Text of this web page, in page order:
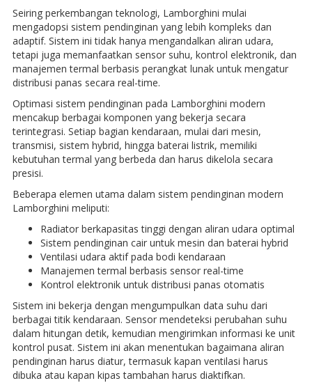
Seiring perkembangan teknologi, Lamborghini mulai
mengadopsi sistem pendinginan yang lebih kompleks dan
adaptif. Sistem ini tidak hanya mengandalkan aliran udara,
tetapi juga memanfaatkan sensor suhu, kontrol elektronik, dan
manajemen termal berbasis perangkat lunak untuk mengatur
distribusi panas secara real-time.
Optimasi sistem pendinginan pada Lamborghini modern
mencakup berbagai komponen yang bekerja secara
terintegrasi. Setiap bagian kendaraan, mulai dari mesin,
transmisi, sistem hybrid, hingga baterai listrik, memiliki
kebutuhan termal yang berbeda dan harus dikelola secara
presisi.
Beberapa elemen utama dalam sistem pendinginan modern
Lamborghini meliputi:
Radiator berkapasitas tinggi dengan aliran udara optimal
Sistem pendinginan cair untuk mesin dan baterai hybrid
Ventilasi udara aktif pada bodi kendaraan
Manajemen termal berbasis sensor real-time
Kontrol elektronik untuk distribusi panas otomatis
Sistem ini bekerja dengan mengumpulkan data suhu dari
berbagai titik kendaraan. Sensor mendeteksi perubahan suhu
dalam hitungan detik, kemudian mengirimkan informasi ke unit
kontrol pusat. Sistem ini akan menentukan bagaimana aliran
pendinginan harus diatur, termasuk kapan ventilasi harus
dibuka atau kapan kipas tambahan harus diaktifkan.